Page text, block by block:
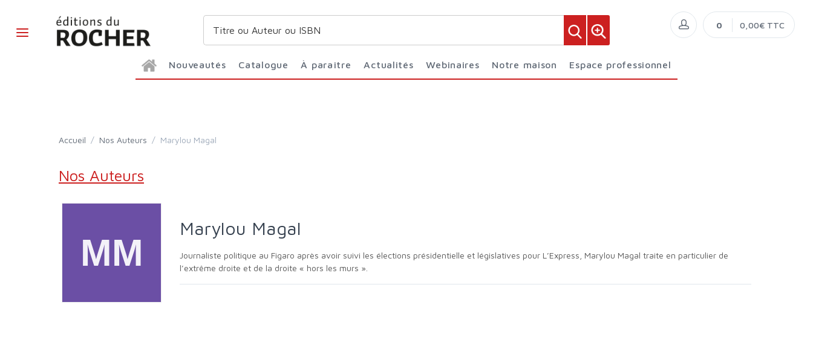
Nouveautés Catalogue À paraître Actualités Webinaires Notre maison Espace professionnel
0 0,00€ TTC
Accueil / Nos Auteurs / Marylou Magal
Nos Auteurs
Marylou Magal
Journaliste politique au Figaro après avoir suivi les élections présidentielle et législatives pour L’Express, Marylou Magal traite en particulier de
l’extrême droite et de la droite « hors les murs ».